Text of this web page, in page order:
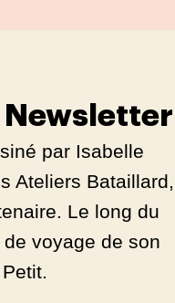
Newsletter
par Isabelle
Ateliers Bataillard,
Le long du
voyage de son